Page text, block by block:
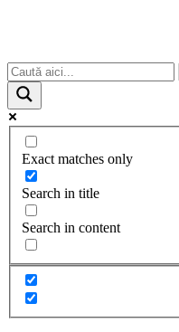
Exact matches only
Search in title
Search in content